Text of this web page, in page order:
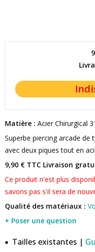
Matière : Acier Chirurgical
Superbe piercing arcade de
avec deux piques tout en
9,90 € TTC Livraison
Ce produit n'est plus
savons pas s'il sera de
Qualité des matériaux :
+ Poser une question
Tailles existantes |